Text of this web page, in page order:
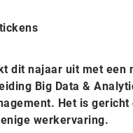
dit najaar uit met een
Big Data &
Het is gericht
werkervaring.